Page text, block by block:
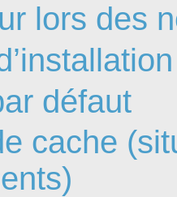
Dépannage
Entra
Équipes non TI
État des
externe
lors des
défaut
cache